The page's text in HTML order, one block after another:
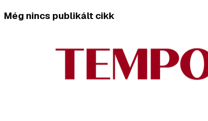
Még nincs publikált cikk